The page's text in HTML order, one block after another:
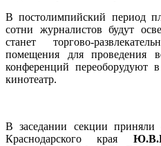
В постолимпийский период
сотни журналистов будут
станет торгово-
помещения для проведения
конференций переоборудуют
кинотеатр.
В заседании секции приняли
Краснодарского края